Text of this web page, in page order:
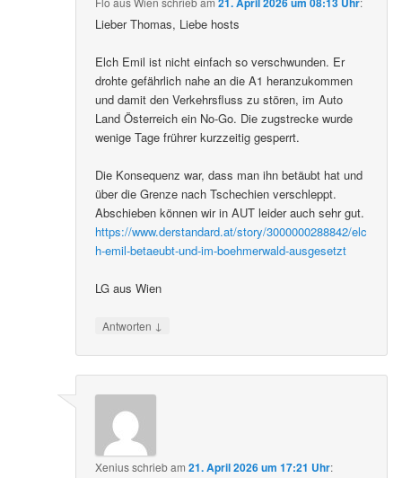
Lieber Thomas, Liebe hosts
Elch Emil ist nicht einfach so verschwunden. Er
drohte gefährlich nahe an die A1 heranzukommen
und damit den Verkehrsfluss zu stören, im Auto
Land Österreich ein No-Go. Die zugstrecke wurde
wenige Tage frührer kurzzeitig gesperrt.
Die Konsequenz war, dass man ihn betäubt hat und
über die Grenze nach Tschechien verschleppt.
Abschieben können wir in AUT leider auch sehr gut.
https://www.derstandard.at/story/3000000288842/elc
h-emil-betaeubt-und-im-boehmerwald-ausgesetzt
LG aus Wien
Antworten ↓
Xeniusschriebam21. April 2026 um 17:21 Uhr: